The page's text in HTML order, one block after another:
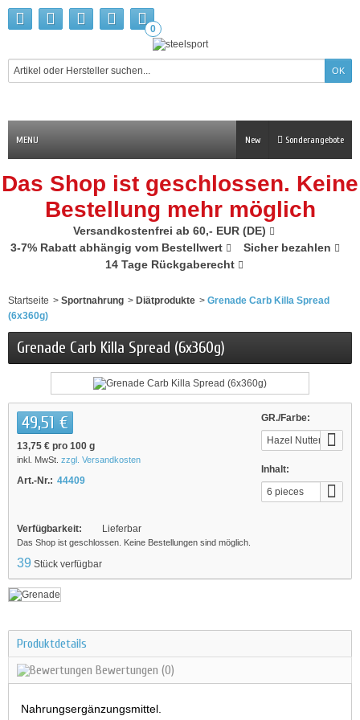
0
MENU Sonderangebote
New
Das Shop ist geschlossen. Keine
Bestellung mehr möglich
Versandkostenfrei ab 60,- EUR (DE)
3-7% Rabatt abhängig vom Bestellwert
Sicher bezahlen
14 Tage Rückgaberecht
Startseite > Sportnahrung > Diätprodukte > Grenade Carb Killa Spread
(6x360g)
Grenade Carb Killa Spread (6x360g)
GR./Farbe:
Hazel Nutter
Inhalt:
6 pieces
49,51 €
13,75 € pro 100 g
inkl. MwSt. zzgl. Versandkosten
Art.-Nr.: 44409
Verfügbarkeit: Lieferbar
Das Shop ist geschlossen. Keine Bestellungen sind möglich.
39 Stück verfügbar
Produktdetails
Bewertungen (0)
Nahrungsergänzungsmittel.